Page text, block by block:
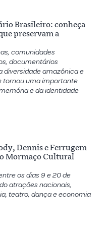
Brasileiro: conheça
preservam a
comunidades
documentários
diversidade amazônica e
tornou uma importante
e da identidade
Dennis e Ferrugem
Mormaço Cultural
os dias 9 e 20 de
atrações nacionais,
teatro, dança e economia